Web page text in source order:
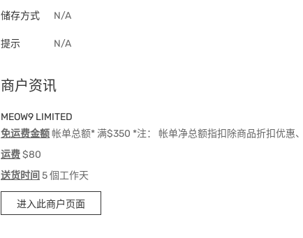
储存方式 N/A
提示 N/A
商户资讯
MEOW9 LIMITED
免运费金额帐单总额* 满$350 *注： 帐单净总额指扣除商品折扣优惠
运费$80
送货时间 5 個工作天
进入此商户页面